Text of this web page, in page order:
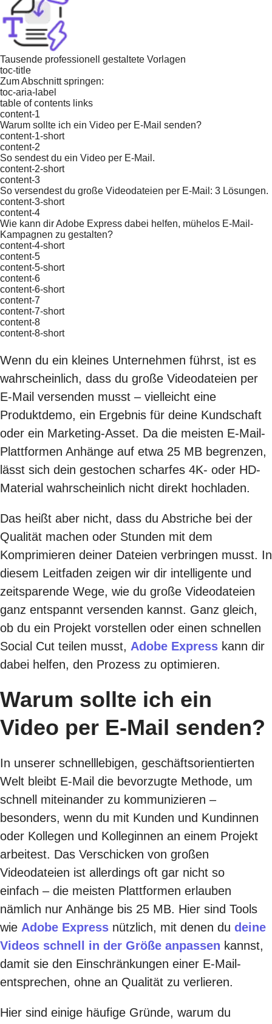
Tausende professionell gestaltete Vorlagen
toc-title
Zum Abschnitt springen:
toc-aria-label
table of contents links
content-1
Warum sollte ich ein Video per E-Mail senden?
content-1-short
content-2
So sendest du ein Video per E-Mail.
content-2-short
content-3
So versendest du große Videodateien per E-Mail: 3 Lösungen.
content-3-short
content-4
Wie kann dir Adobe Express dabei helfen, mühelos E-Mail-
Kampagnen zu gestalten?
content-4-short
content-5
content-5-short
content-6
content-6-short
content-7
content-7-short
content-8
content-8-short
Wenn du ein kleines Unternehmen führst, ist es
wahrscheinlich, dass du große Videodateien per
E-Mail versenden musst – vielleicht eine
Produktdemo, ein Ergebnis für deine Kundschaft
oder ein Marketing-Asset. Da die meisten E-Mail-
Plattformen Anhänge auf etwa 25 MB begrenzen,
lässt sich dein gestochen scharfes 4K- oder HD-
Material wahrscheinlich nicht direkt hochladen.
Das heißt aber nicht, dass du Abstriche bei der
Qualität machen oder Stunden mit dem
Komprimieren deiner Dateien verbringen musst. In
diesem Leitfaden zeigen wir dir intelligente und
zeitsparende Wege, wie du große Videodateien
ganz entspannt versenden kannst. Ganz gleich,
ob du ein Projekt vorstellen oder einen schnellen
Social Cut teilen musst, Adobe Express kann dir
dabei helfen, den Prozess zu optimieren.
Warum sollte ich ein
Video per E-Mail senden?
In unserer schnelllebigen, geschäftsorientierten
Welt bleibt E-Mail die bevorzugte Methode, um
schnell miteinander zu kommunizieren –
besonders, wenn du mit Kunden und Kundinnen
oder Kollegen und Kolleginnen an einem Projekt
arbeitest. Das Verschicken von großen
Videodateien ist allerdings oft gar nicht so
einfach – die meisten Plattformen erlauben
nämlich nur Anhänge bis 25 MB. Hier sind Tools
wie Adobe Express nützlich, mit denen du deine
Videos schnell in der Größe anpassen kannst,
damit sie den Einschränkungen einer E-Mail-
entsprechen, ohne an Qualität zu verlieren.
Hier sind einige häufige Gründe, warum du